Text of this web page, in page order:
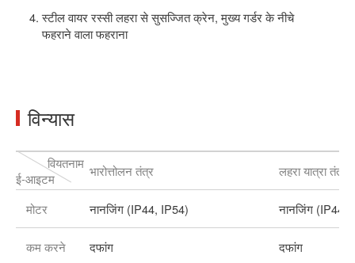
स्टील वायर रस्सी लहरा से सुसज्जित क्रेन, मुख्य गर्डर के नीचे
फहराने वाला फहराना
विन्यास
वियतनाम
ई-आइटम
भारोत्तोलन तंत्र लहरा यात्रा तंत्र
मोटर नानजिंग (IP44, IP54) नानजिंग (IP44,
कम करने दफांग दफांग